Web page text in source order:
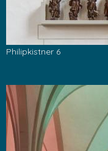
Philipkistner 6